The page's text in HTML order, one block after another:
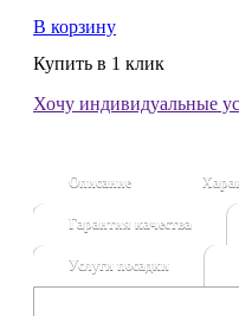
В корзину
Купить в 1 клик
Хочу индивидуальные
Описание
Гарантия качества
Услуги посадки